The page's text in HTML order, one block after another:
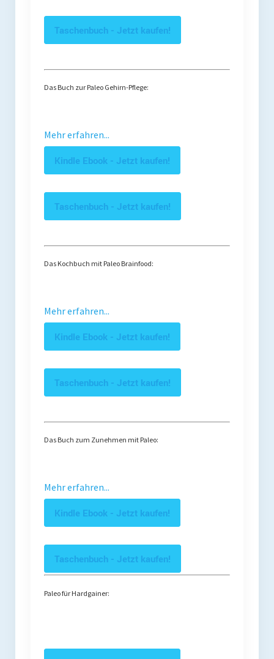
Taschenbuch - Jetzt kaufen!
Das Buch zur Paleo Gehirn-Pflege:
Mehr erfahren...
Kindle Ebook - Jetzt kaufen!
Taschenbuch - Jetzt kaufen!
Das Kochbuch mit Paleo Brainfood:
Mehr erfahren...
Kindle Ebook - Jetzt kaufen!
Taschenbuch - Jetzt kaufen!
Das Buch zum Zunehmen mit Paleo:
Mehr erfahren...
Kindle Ebook - Jetzt kaufen!
Taschenbuch - Jetzt kaufen!
Paleo für Hardgainer: